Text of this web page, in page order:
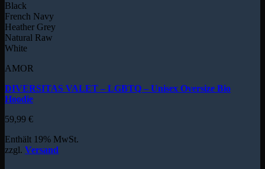
Black
French Navy
Heather Grey
Natural Raw
White
AMOR
DIVERSITAS VALET – LGBTQ – Unisex Oversize Bio
Hoodie
59,99 €
Enthält 19% MwSt.
zzgl. Versand